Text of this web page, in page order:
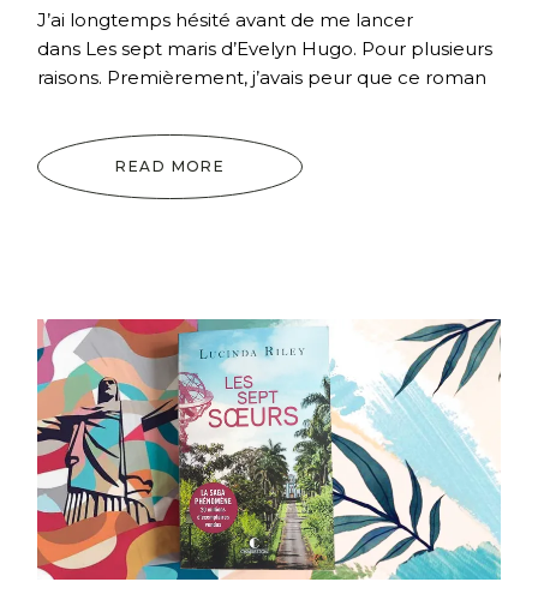
J’ai longtemps hésité avant de me lancer
dans Les sept maris d’Evelyn Hugo. Pour plusieurs
raisons. Premièrement, j’avais peur que ce roman
READ MORE